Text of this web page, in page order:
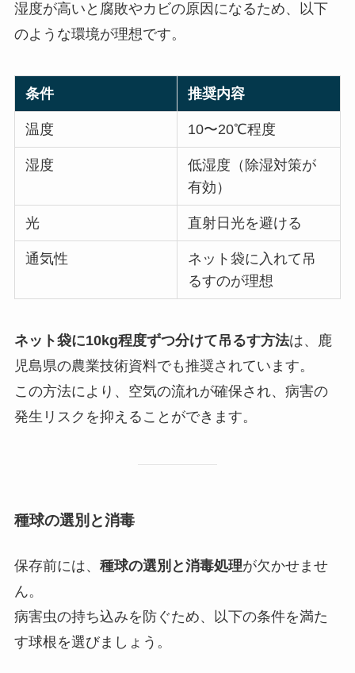
湿度が高いと腐敗やカビの原因になるため、以下
のような環境が理想です。
条件 推奨内容
温度 10〜20℃程度
湿度
低湿度（除湿対策が
有効）
光 直射日光を避ける
通気性
ネット袋に入れて吊
るすのが理想
ネット袋に10kg程度ずつ分けて吊るす方法は、鹿
児島県の農業技術資料でも推奨されています。
この方法により、空気の流れが確保され、病害の
発生リスクを抑えることができます。
種球の選別と消毒
保存前には、 種球の選別と消毒処理が欠かせませ
ん。
病害虫の持ち込みを防ぐため、以下の条件を満た
す球根を選びましょう。